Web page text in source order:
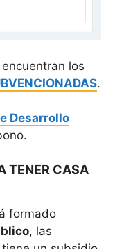
los
.
Desarrollo
TENER CASA
formado
, las